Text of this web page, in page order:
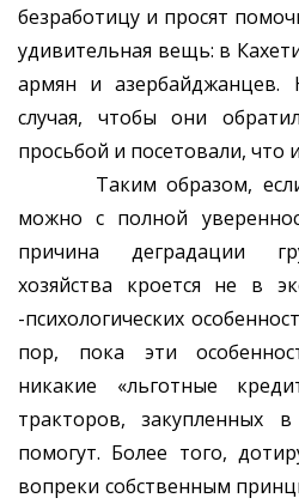
безработицу и просят
удивительная вещь: в
армян и
случая, чтобы они
просьбой и посетовали, что
Таким образом, если
можно с полной
причина деградации
хозяйства кроется не в
-психологических
пор, пока эти
никакие «льготные
тракторов, закупленных
помогут. Более того,
вопреки собственным